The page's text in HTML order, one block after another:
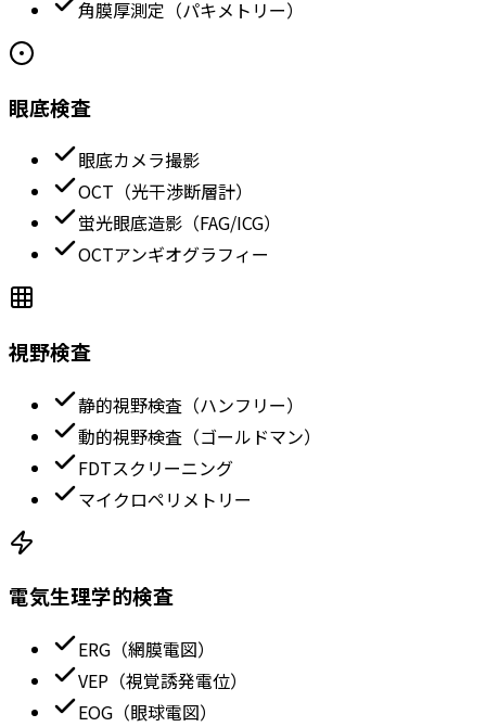
角膜厚測定（パキメトリー）
眼底検査
眼底カメラ撮影
OCT（光干渉断層計）
蛍光眼底造影（FAG/ICG）
OCTアンギオグラフィー
視野検査
静的視野検査（ハンフリー）
動的視野検査（ゴールドマン）
FDTスクリーニング
マイクロペリメトリー
電気生理学的検査
ERG（網膜電図）
VEP（視覚誘発電位）
EOG（眼球電図）